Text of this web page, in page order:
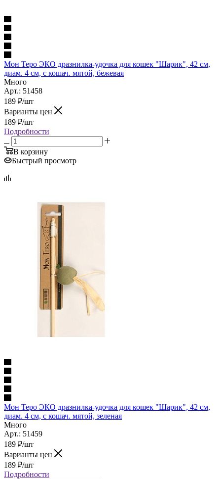
Мон Теро ЭКО дразнилка-удочка для кошек "Шарик", 42 см,
диам. 4 см, с кошач. мятой, бежевая
Много
Арт.: 51458
189 ₽/шт
Варианты цен
189 ₽/шт
Подробности
В корзину
Быстрый просмотр
Мон Теро ЭКО дразнилка-удочка для кошек "Шарик", 42 см,
диам. 4 см, с кошач. мятой, зеленая
Много
Арт.: 51459
189 ₽/шт
Варианты цен
189 ₽/шт
Подробности